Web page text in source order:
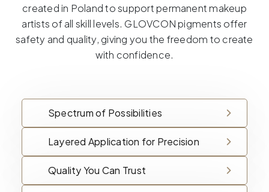
created in Poland to support permanent makeup
artists of all skill levels. GLOVCON pigments offer
safety and quality, giving you the freedom to create
with confidence.
Spectrum of Possibilities
Layered Application for Precision
Quality You Can Trust